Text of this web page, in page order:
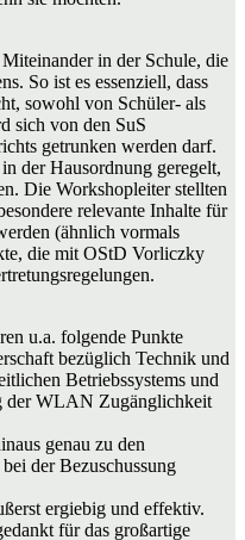
in der Schule, die
So ist es essenziell, dass
sowohl von Schüler- als
sich von den SuS
getrunken werden darf.
der Hausordnung geregelt,
Die Workshopleiter stellten
relevante Inhalte für
(ähnlich vormals
die mit OStD Vorliczky
u.a. folgende Punkte
bezüglich Technik und
Betriebssystems und
der WLAN Zugänglichkeit
genau zu den
der Bezuschussung
ergiebig und effektiv.
für das großartige